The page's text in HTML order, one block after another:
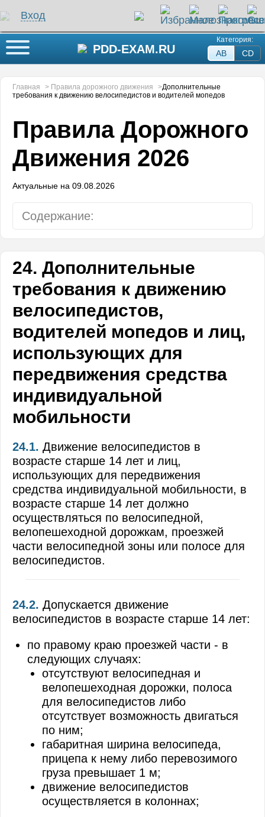
Вход
Кнопка меню PDD-EXAM.RU
Категория:
AB СD
Главная > Правила дорожного движения >Дополнительные
требования к движению велосипедистов и водителей мопедов
Правила Дорожного
Движения 2026
Актуальные на 09.08.2026
Содержание:
Общие обязанности водителей
Применение специальных сигналов
Обязанности пешеходов
Обязанности пассажиров
Сигналы светофора и регулировщика
Применение аварийной сигнализации и
Начало движения, маневрирование
Скорость движения
Обгон, опережение, встречный разъезд
Остановка и стоянка
Проезд перекрестков
Пешеходные переходы и места остановок
Движение по автомагистралям
Приоритет маршрутных транспортных
Пользование внешними световыми
Буксировка механических транспортных
Учебная езда
Перевозка людей
Перевозка грузов
Дополнительные требования к движению
24. Дополнительные
требования к движению
велосипедистов,
водителей мопедов и лиц,
использующих для
передвижения средства
индивидуальной
мобильности
24.1. Движение велосипедистов в
возрасте старше 14 лет и лиц,
использующих для передвижения
средства индивидуальной мобильности, в
возрасте старше 14 лет должно
осуществляться по велосипедной,
велопешеходной дорожкам, проезжей
части велосипедной зоны или полосе для
велосипедистов.
24.2. Допускается движение
велосипедистов в возрасте старше 14 лет:
по правому краю проезжей части - в
следующих случаях:
отсутствуют велосипедная и
велопешеходная дорожки, полоса
для велосипедистов либо
отсутствует возможность двигаться
по ним;
габаритная ширина велосипеда,
прицепа к нему либо перевозимого
груза превышает 1 м;
движение велосипедистов
осуществляется в колоннах;